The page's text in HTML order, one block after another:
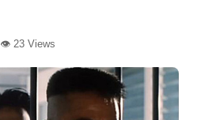
👁 23 Views